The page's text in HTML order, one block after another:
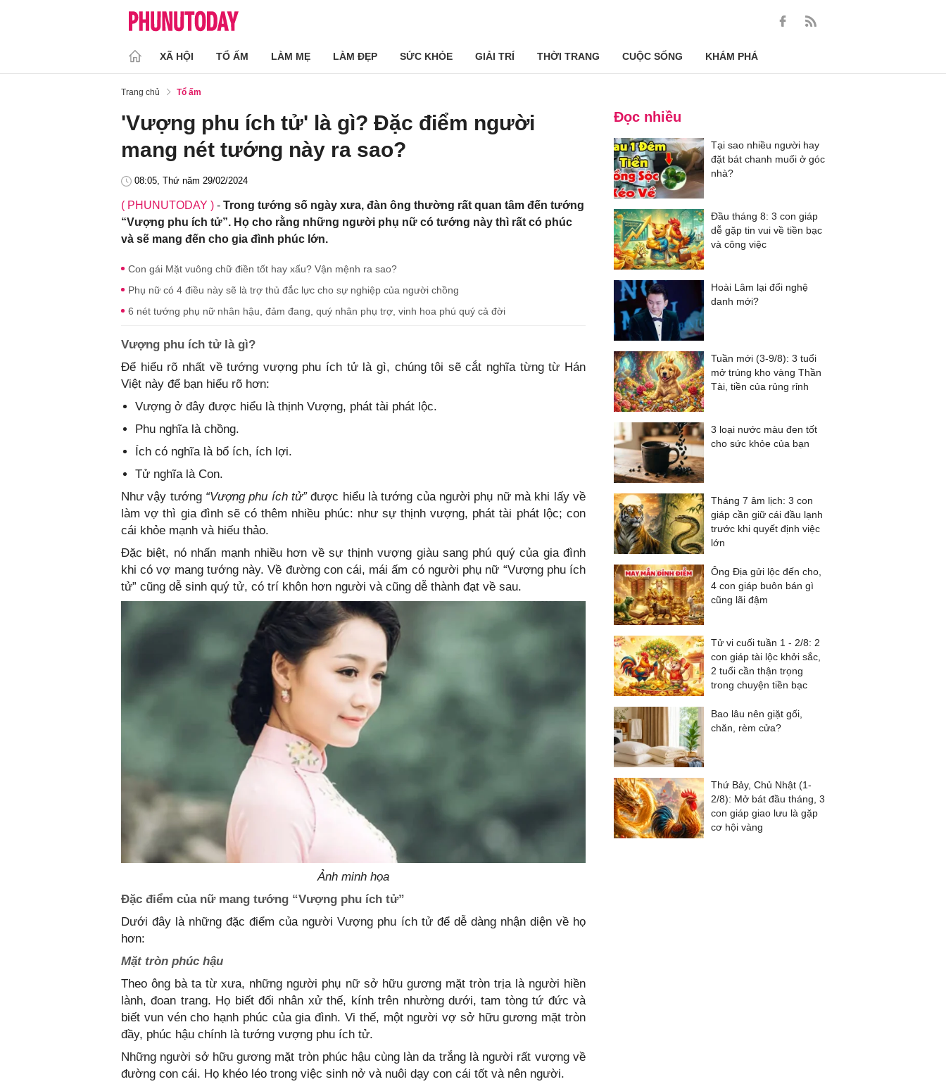
XÃ HỘI TỔ ẤM LÀM MẸ LÀM ĐẸP SỨC KHỎE GIẢI TRÍ THỜI TRANG CUỘC SỐNG KHÁM PHÁ
Trang chủ Tổ ấm
'Vượng phu ích tử' là gì? Đặc điểm người
mang nét tướng này ra sao?
08:05, Thứ năm 29/02/2024
( PHUNUTODAY ) - Trong tướng số ngày xưa, đàn ông thường rất quan tâm đến tướng
“Vượng phu ích tử”. Họ cho rằng những người phụ nữ có tướng này thì rất có phúc
và sẽ mang đến cho gia đình phúc lớn.
Con gái Mặt vuông chữ điền tốt hay xấu? Vận mệnh ra sao?
Phụ nữ có 4 điều này sẽ là trợ thủ đắc lực cho sự nghiệp của người chồng
6 nét tướng phụ nữ nhân hậu, đảm đang, quý nhân phụ trợ, vinh hoa phú quý cả đời
Vượng phu ích tử là gì?
Để hiểu rõ nhất về tướng vượng phu ích tử là gì, chúng tôi sẽ cắt nghĩa từng từ Hán
Việt này để bạn hiểu rõ hơn:
Vượng ở đây được hiểu là thịnh Vượng, phát tài phát lộc.
Phu nghĩa là chồng.
Ích có nghĩa là bổ ích, ích lợi.
Tử nghĩa là Con.
Như vậy tướng “Vượng phu ích tử”được hiểu là tướng của người phụ nữ mà khi lấy về
làm vợ thì gia đình sẽ có thêm nhiều phúc: như sự thịnh vượng, phát tài phát lộc; con
cái khỏe mạnh và hiếu thảo.
Đặc biệt, nó nhấn mạnh nhiều hơn về sự thịnh vượng giàu sang phú quý của gia đình
khi có vợ mang tướng này. Về đường con cái, mái ấm có người phụ nữ “Vượng phu ích
tử” cũng dễ sinh quý tử, có trí khôn hơn người và cũng dễ thành đạt về sau.
Ảnh minh họa
Đặc điểm của nữ mang tướng “Vượng phu ích tử”
Dưới đây là những đặc điểm của người Vượng phu ích tử để dễ dàng nhận diện về họ
hơn:
Mặt tròn phúc hậu
Theo ông bà ta từ xưa, những người phụ nữ sở hữu gương mặt tròn trịa là người hiền
lành, đoan trang. Họ biết đối nhân xử thế, kính trên nhường dưới, tam tòng tứ đức và
biết vun vén cho hạnh phúc của gia đình. Vi thế, một người vợ sở hữu gương mặt tròn
đầy, phúc hậu chính là tướng vượng phu ích tử.
Những người sở hữu gương mặt tròn phúc hậu cùng làn da trắng là người rất vượng về
đường con cái. Họ khéo léo trong việc sinh nở và nuôi dạy con cái tốt và nên người.
Đọc nhiều
Tại sao nhiều người hay
đặt bát chanh muối ở góc
nhà?
Đầu tháng 8: 3 con giáp
dễ gặp tin vui về tiền bạc
và công việc
Hoài Lâm lại đổi nghệ
danh mới?
Tuần mới (3-9/8): 3 tuổi
mở trúng kho vàng Thần
Tài, tiền của rủng rỉnh
3 loại nước màu đen tốt
cho sức khỏe của bạn
Tháng 7 âm lịch: 3 con
giáp cần giữ cái đầu lạnh
trước khi quyết định việc
lớn
Ông Địa gửi lộc đến cho,
4 con giáp buôn bán gì
cũng lãi đậm
Tử vi cuối tuần 1 - 2/8: 2
con giáp tài lộc khởi sắc,
2 tuổi cần thận trọng
trong chuyện tiền bạc
Bao lâu nên giặt gối,
chăn, rèm cửa?
Thứ Bảy, Chủ Nhật (1-
2/8): Mở bát đầu tháng, 3
con giáp giao lưu là gặp
cơ hội vàng